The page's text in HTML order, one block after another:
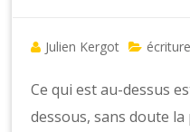
Julien Kergot écriture
Ce qui est au-dessus
dessous, sans doute